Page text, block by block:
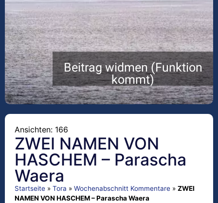
Beitrag widmen (Funktion
kommt)
Ansichten: 166
ZWEI NAMEN VON
HASCHEM – Parascha
Waera
Startseite » Tora » Wochenabschnitt Kommentare » ZWEI
NAMEN VON HASCHEM – Parascha Waera